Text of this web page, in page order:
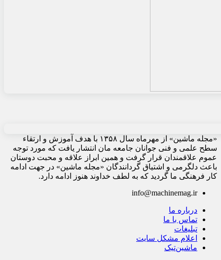
«مجله ماشین» از مهرماه سال ۱۳۵۸ با هدف آموزش و ارتقاء
سطح علمی و فنی جوانان جامعه مان انتشار یافت که مورد توجه
عموم علاقمندان قرار گرفت و همین ابراز علاقه و محبت دوستان
باعث دلگرمی و اشتیاق گردانندگان «مجله ماشین» در جهت ادامه
کار فرهنگی ما گردید که به لطف خداوند هنوز ادامه دارد.
info@machinemag.ir
درباره ما
تماس با ما
تبلیغات
اعلام مشکل سایت
ماشین‌تیک